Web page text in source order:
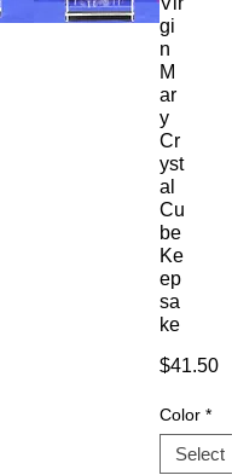
gi
n
M
ar
y
Cr
yst
al
Cu
be
Ke
ep
sa
ke
$41.50
Color *